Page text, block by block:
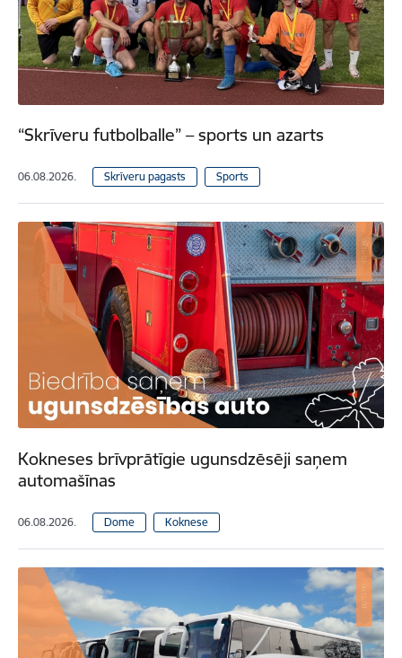
“Skrīveru futbolballe” – sports un azarts
06.08.2026. Skrīveru pagasts Sports
Kokneses brīvprātīgie ugunsdzēsēji saņem
automašīnas
06.08.2026. Dome Koknese